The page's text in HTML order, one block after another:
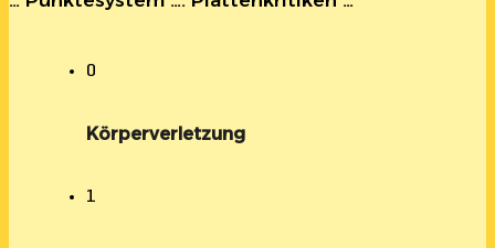
0
Körperverletzung
1